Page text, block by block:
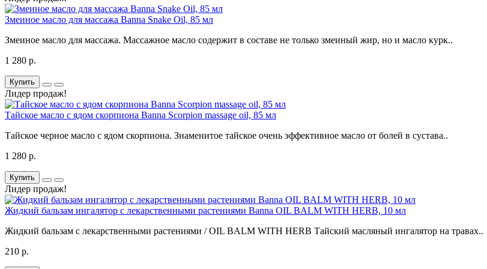
Змеиное масло для массажа Banna Snake Oil, 85 мл
Змеиное масло для массажа. Массажное масло содержит в составе не только змеиный жир, но и масло курк..
1 280 р.
Купить
Лидер продаж!
Тайское масло с ядом скорпиона Banna Scorpion massage oil, 85 мл
Тайское черное масло с ядом скорпиона. Знаменитое тайское очень эффективное масло от болей в сустава..
1 280 р.
Купить
Лидер продаж!
Жидкий бальзам ингалятор с лекарственными растениями Banna OIL BALM WITH HERB, 10 мл
Жидкий бальзам с лекарственными растениями / OIL BALM WITH HERB Тайский масляный ингалятор на травах..
210 р.